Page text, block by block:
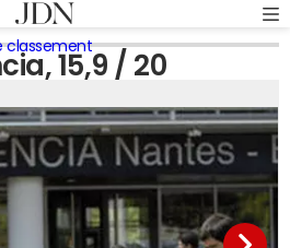
15,9 / 20
classement